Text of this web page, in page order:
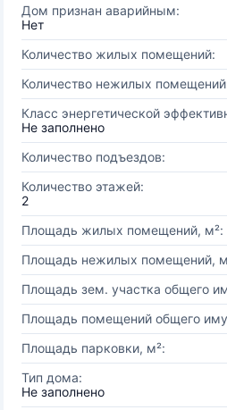
Дом признан аварийным:
Нет
Количество жилых помещений:
Количество нежилых
Класс энергетической
Не заполнено
Количество подъездов:
Количество этажей:
2
Площадь жилых помещений, м²:
Площадь нежилых помещений,
Площадь зем. участка общего
Площадь помещений общего
Площадь парковки, м²:
Тип дома:
Не заполнено